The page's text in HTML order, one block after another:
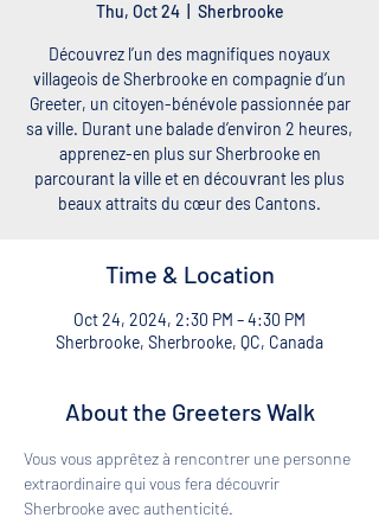
Thu, Oct 24
  |
Sherbrooke
Découvrez l’un des magnifiques noyaux
villageois de Sherbrooke en compagnie d’un
Greeter, un citoyen-bénévole passionnée par
sa ville. Durant une balade d’environ 2 heures,
apprenez-en plus sur Sherbrooke en
parcourant la ville et en découvrant les plus
beaux attraits du cœur des Cantons.
Time & Location
Oct 24, 2024, 2:30 PM – 4:30 PM
Sherbrooke, Sherbrooke, QC, Canada
About the Greeters Walk
Vous vous apprêtez à rencontrer une personne
extraordinaire qui vous fera découvrir
Sherbrooke avec authenticité.